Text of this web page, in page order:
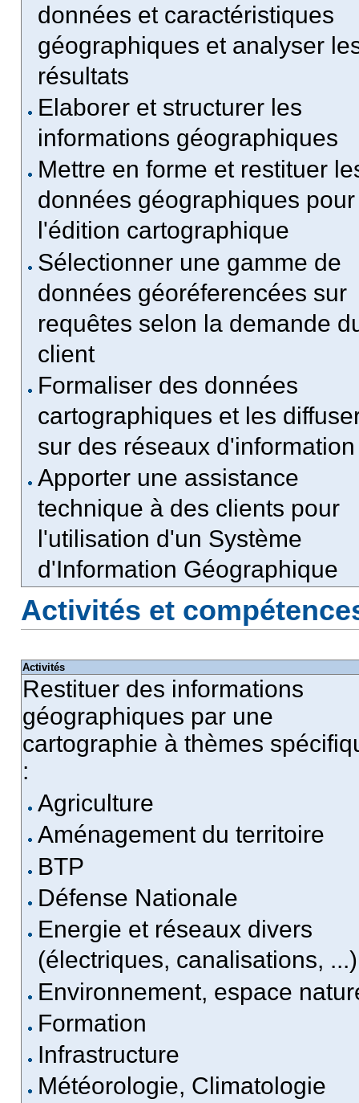
données et caractéristiques
géographiques et analyser
résultats
Elaborer et structurer les
informations géographiques
Mettre en forme et restituer
données géographiques pour
l'édition cartographique
Sélectionner une gamme de
données géoréferencées sur
requêtes selon la demande
client
Formaliser des données
cartographiques et les
sur des réseaux d'information
Apporter une assistance
technique à des clients pour
l'utilisation d'un Système
d'Information Géographique
Activités et
Activités
Restituer des informations
géographiques par une
cartographie à thèmes
:
Agriculture
Aménagement du territoire
BTP
Défense Nationale
Energie et réseaux divers
(électriques, canalisations, ...)
Environnement, espace
Formation
Infrastructure
Météorologie, Climatologie